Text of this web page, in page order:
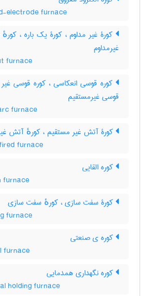
electrode furnace
کورۀ غیر مداوم ، کورۀ یک باره ،
غیرمداوم
furnace
کوره قوسی انعکاسی ، کوره قوسی
قوسی غیرمستقیم
furnace
کورۀ آتش غیر مستقیم ، کورهٔ آتش
furnace
کوره القایی
furnace
کورۀ سفت سازی ، کورهٔ سفت سازی
furnace
کوره ی صنعتی
furnace
کوره نگهداری همدمایی
holding furnace